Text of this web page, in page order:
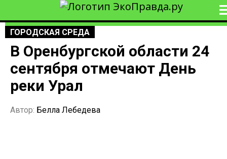
ГОРОДСКАЯ СРЕДА
В Оренбургской области 24
сентября отмечают День
реки Урал
Автор: Белла Лебедева